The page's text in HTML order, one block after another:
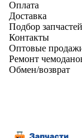
Оплата
Доставка
Подбор запчастей
Контакты
Оптовые
Ремонт
Обмен/возврат